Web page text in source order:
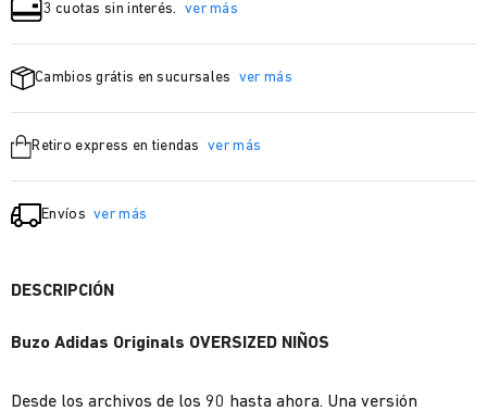
3 cuotas sin interés. ver más
Cambios grátis en sucursales ver más
Retiro express en tiendas ver más
Envíos ver más
DESCRIPCIÓN
Buzo Adidas Originals OVERSIZED NIÑOS
Desde los archivos de los 90 hasta ahora. Una versión